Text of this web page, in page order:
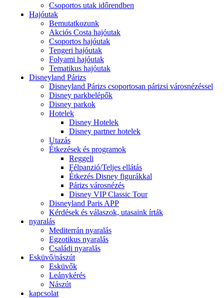
Csoportos utak időrendben
Hajóutak
Bemutatkozunk
Akciós Costa hajóutak
Csoportos hajóutak
Tengeri hajóutak
Folyami hajóutak
Tematikus hajóutak
Disneyland Párizs
Disneyland Párizs csoportosan párizsi városnézéssel
Disney parkbelépők
Disney parkok
Hotelek
Disney Hotelek
Disney partner hotelek
Utazás
Étkezések és programok
Reggeli
Félpanzió/Teljes ellátás
Étkezés Disney figurákkal
Párizs városnézés
Disney VIP Classic Tour
Disneyland Paris APP
Kérdések és válaszok, utasaink írták
nyaralás
Mediterrán nyaralás
Egzotikus nyaralás
Családi nyaralás
Esküvő/nászút
Esküvők
Leánykérés
Nászút
kapcsolat